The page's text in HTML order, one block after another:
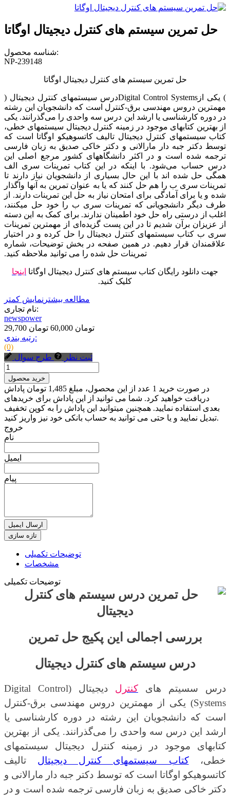
حل تمرین سیستم های کنترل دیجیتال اوگاتا
شناسه محصول:
NP-239148
حل تمرین سیستم های کنترل دیجیتال اوگاتا
درس سیستمهای کنترل دیجیتال (Digital Control Systems ) یکی از
مهمترین دروس مهندسی برق-کنترل است که دانشجویان این رشته
در دوره کارشناسی یا ارشد این درس سه واحدی را می‌گذرانند. یکی
از بهترین کتابهای موجود در زمینه کنترل دیجیتال سیستمهای خطی،
کتاب سیستمهای کنترل دیجیتال تالیف کاتسوهیکو اوگاتا است که
توسط دکتر جبه دار مارالانی و دکتر خاکی صدیق به زبان فارسی
ترجمه شده است و در اکثر دانشگاههای کشور مرجع اصلی این
درس حساب می‌شود. با اینکه در این کتاب تمرینات سری الف
همگی حل شده اند با این حال بسیاری از دانشجویان نیاز دارند تا
تمرینات سری ب را هم حل کنند که یا به عنوان تمرین به آنها واگذار
شده و یا برای آمادگی برای امتحان نیاز به حل این تمرینات دارند. از
طرف دیگر دانشجویانی که تمرینات سری ب را خود حل میکنند،
اغلب از درستی راه حل خود اطمینان ندارند. برای کمک به این دسته
از عزیزان برآن شدیم تا در این پست گزیده‌ای از مهمترین تمرینات
سری ب کتاب سیستمهای کنترل دیجیتال را حل کرده و در اختیار
علاقمندان قرار دهیم. در همین صفحه در بخش توضیحات، شماره
تمرینات حل شده را می توانید ملاحظه کنید.
جهت دانلود رایگان کتاب سیستم های کنترل دیجیتال اوگاتا اینجا
کلیک کنید.
مطالعه بیشتر نمایش کمتر
نام تجاری:
newspower
29,700 تومان 60,000 تومان
رتبه بندی:
(0)
ثبت نظر
طرح سوال
خرید محصول
در صورت خرید 1 عدد از این محصول، مبلغ 1,485 تومان پاداش
دریافت خواهید کرد. شما می توانید از این پاداش برای خریدهای
بعدی استفاده نمایید. همچنین میتوانید این پاداش را به کوپن تخفیف
تبدیل نمایید و یا حتی می توانید به حساب بانکی خود نیز واریز کنید.
خروج
نام
ایمیل
پیام
ارسال ایمیل
توضیحات تکمیلی
مشخصات
توضیحات تکمیلی
بررسی اجمالی این پکیج حل تمرین
درس سیستم های کنترل دیجیتال
درس سسیتم های کنترل دیجیتال (Digital Control
Systems) یکی از مهمترین دروس مهندسی برق-کنترل
است که دانشجویان این رشته در دوره کارشناسی یا
ارشد این درس سه واحدی را می‌گذرانند. یکی از بهترین
کتابهای موجود در زمینه کنترل دیجیتال سیستمهای
خطی،کتاب سیستمهای کنترل دیجیتال تالیف
کاتسوهیکو اوگاتا است که توسط دکتر جبه دار مارالانی و
دکتر خاکی صدیق به زبان فارسی ترجمه شده است و در